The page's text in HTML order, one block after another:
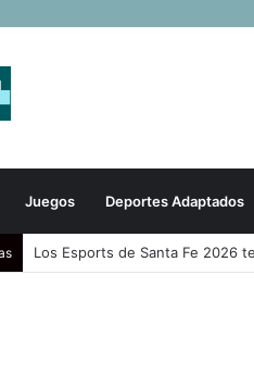
Juegos Deportes Adaptados
Argentina venció a Paraguay y